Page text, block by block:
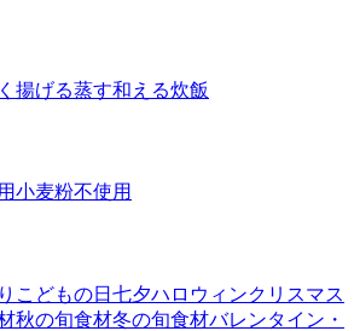
揚げる蒸す和える炊飯
小麦粉不使用
こどもの日 七夕ハロウィンクリスマス
秋の旬食材冬の旬食材バレンタイン・